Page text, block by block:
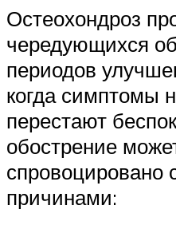
Остеохондроз
чередующихся
периодов
когда симптомы
перестают
обострение
причинами: